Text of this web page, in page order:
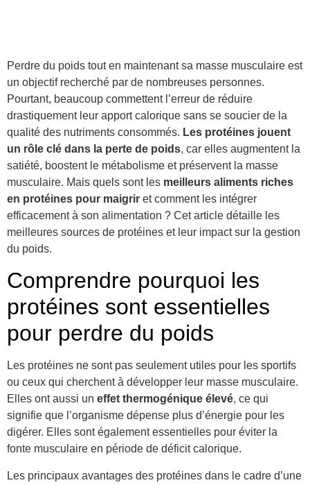
Perdre du poids tout en maintenant sa masse musculaire est
un objectif recherché par de nombreuses personnes.
Pourtant, beaucoup commettent l’erreur de réduire
drastiquement leur apport calorique sans se soucier de la
qualité des nutriments consommés. Les protéines jouent
un rôle clé dans la perte de poids, car elles augmentent la
satiété, boostent le métabolisme et préservent la masse
musculaire. Mais quels sont les meilleurs aliments riches
en protéines pour maigrir et comment les intégrer
efficacement à son alimentation ? Cet article détaille les
meilleures sources de protéines et leur impact sur la gestion
du poids.
Comprendre pourquoi les
protéines sont essentielles
pour perdre du poids
Les protéines ne sont pas seulement utiles pour les sportifs
ou ceux qui cherchent à développer leur masse musculaire.
Elles ont aussi un effet thermogénique élevé, ce qui
signifie que l’organisme dépense plus d’énergie pour les
digérer. Elles sont également essentielles pour éviter la
fonte musculaire en période de déficit calorique.
Les principaux avantages des protéines dans le cadre d’une